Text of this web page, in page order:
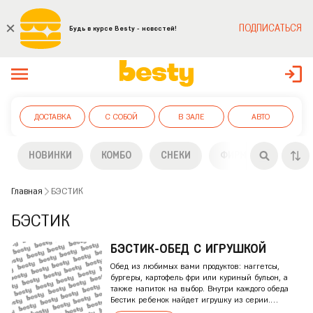
Будь в курсе Besty - новостей! ПОДПИСАТЬСЯ
ДОСТАВКА С СОБОЙ В ЗАЛЕ АВТО
НОВИНКИ КОМБО СНЕКИ ФИРМЕННЫЕ
Главная БЭСТИК
БЭСТИК
БЭСТИК-ОБЕД С ИГРУШКОЙ
Обед из любимых вами продуктов: наггетсы,
бургеры, картофель фри или куриный бульон, а
также напиток на выбор. Внутри каждого обеда
Бестик ребенок найдет игрушку из серии.
Соберите всю коллекцию интересных игрушек